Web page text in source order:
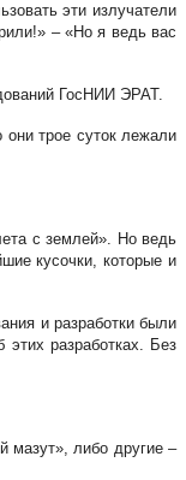
эти излучатели
– «Но я ведь вас
ГосНИИ ЭРАТ.
трое суток лежали
с землей». Но ведь
кусочки, которые и
и разработки были
этих разработках. Без
мазут», либо другие –